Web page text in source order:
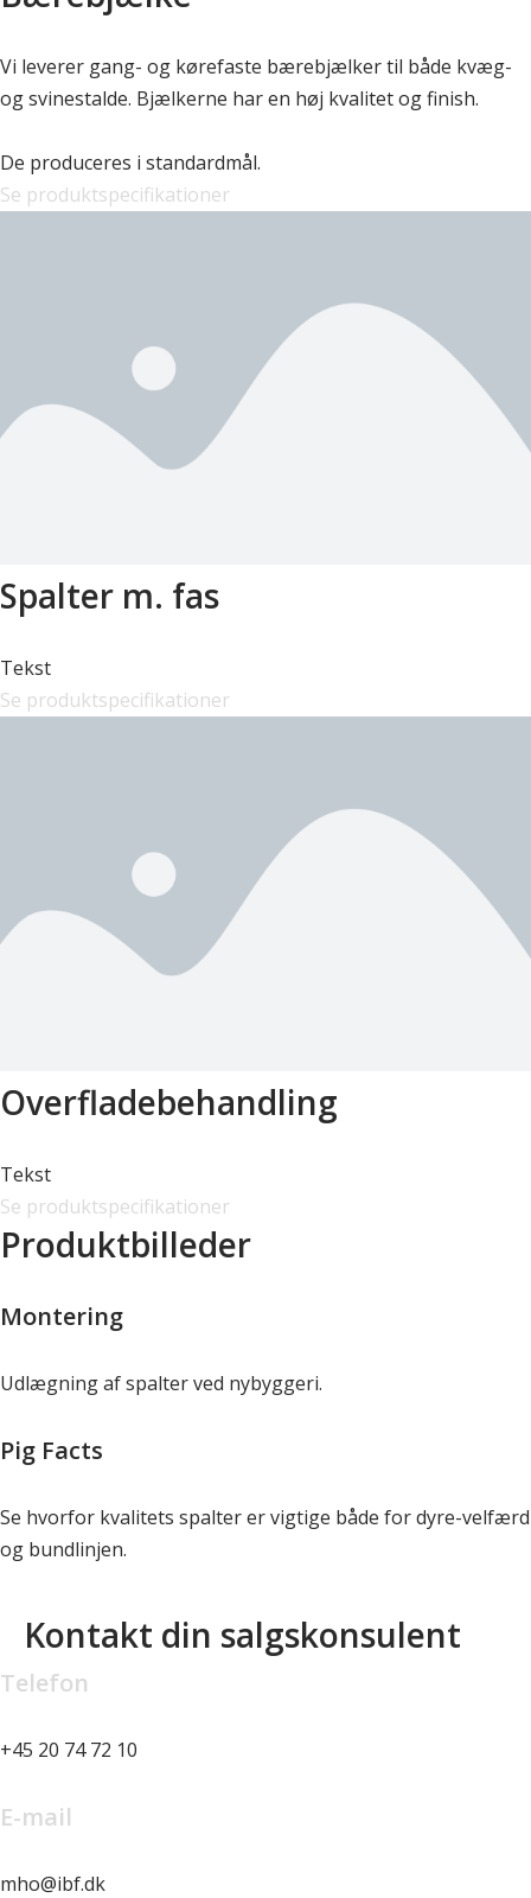
Vi leverer gang- og kørefaste bærebjælker til både kvæg-
og svinestalde. Bjælkerne har en høj kvalitet og finish.
De produceres i standardmål.
Se produktspecifikationer
Spalter m. fas
Tekst
Se produktspecifikationer
Overfladebehandling
Tekst
Se produktspecifikationer
Produktbilleder
Montering
Udlægning af spalter ved nybyggeri.
Pig Facts
Se hvorfor kvalitets spalter er vigtige både for dyre-velfærd
og bundlinjen.
Kontakt din salgskonsulent
Telefon
+45 20 74 72 10
E-mail
mho@ibf.dk